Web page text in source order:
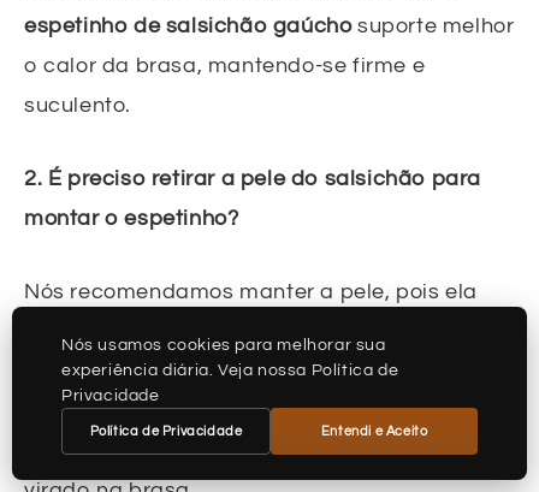
espetinho de salsichão gaúchosuporte melhor
o calor da brasa, mantendo-se firme e
suculento.
2. É preciso retirar a pele do salsichão para
montar o espetinho?
Nós recomendamos manter a pele, pois ela
o formato durante o preparo. Se você retirar a
pele, oespetinho de salsichão gaúchopode
ressecar mais rápido ou se despedaçar ao ser
Nós usamos cookies para melhorar sua
experiência diária. Veja nossa Política de
Privacidade
Política de Privacidade Entendi e Aceito